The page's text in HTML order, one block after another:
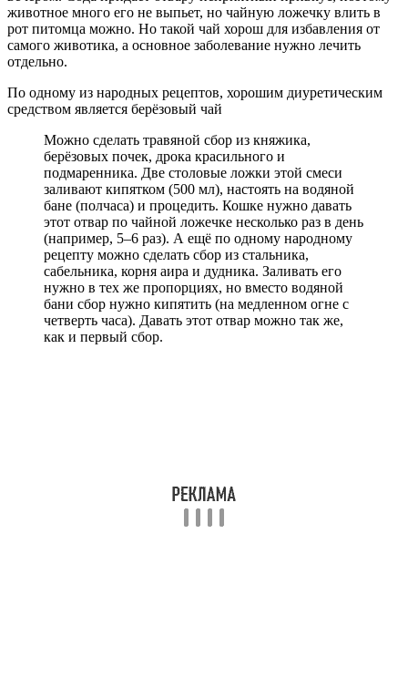
животное много его не выпьет, но чайную ложечку влить в
рот питомца можно. Но такой чай хорош для избавления от
самого животика, а основное заболевание нужно лечить
отдельно.
По одному из народных рецептов, хорошим диуретическим
средством является берёзовый чай
Можно сделать травяной сбор из княжика,
берёзовых почек, дрока красильного и
подмаренника. Две столовые ложки этой смеси
заливают кипятком (500 мл), настоять на водяной
бане (полчаса) и процедить. Кошке нужно давать
этот отвар по чайной ложечке несколько раз в день
(например, 5–6 раз). А ещё по одному народному
рецепту можно сделать сбор из стальника,
сабельника, корня аира и дудника. Заливать его
нужно в тех же пропорциях, но вместо водяной
бани сбор нужно кипятить (на медленном огне с
четверть часа). Давать этот отвар можно так же,
как и первый сбор.